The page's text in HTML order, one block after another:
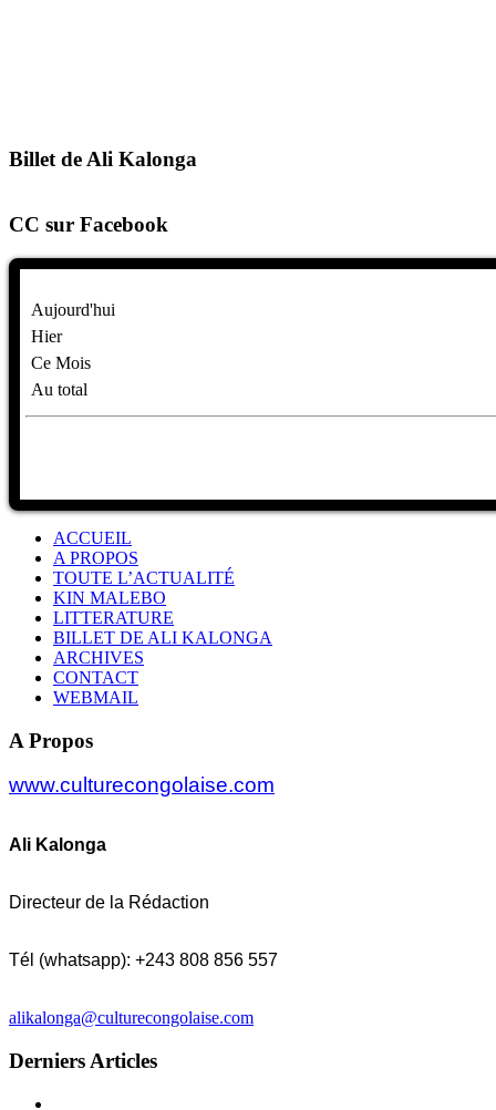
Billet de Ali Kalonga
CC sur Facebook
Aujourd'hui
Hier
Ce Mois
Au total
ACCUEIL
A PROPOS
TOUTE L’ACTUALITÉ
KIN MALEBO
LITTERATURE
BILLET DE ALI KALONGA
ARCHIVES
CONTACT
WEBMAIL
A Propos
www.culturecongolaise.com
Ali Kalonga
Directeur de la Rédaction
Tél (whatsapp): +243 808 856 557
alikalonga@culturecongolaise.com
Derniers Articles